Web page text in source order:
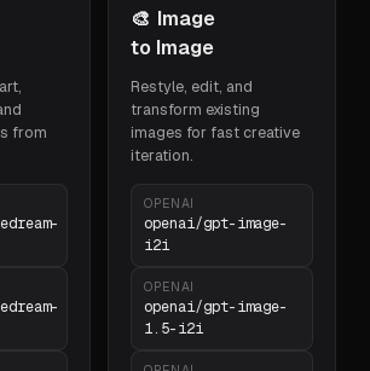
from
🎨 Image
to Image
Restyle, edit, and
transform existing
images for fast creative
iteration.
OPENAI
openai/gpt-image-
i2i
OPENAI
openai/gpt-image-
1.5-i2i